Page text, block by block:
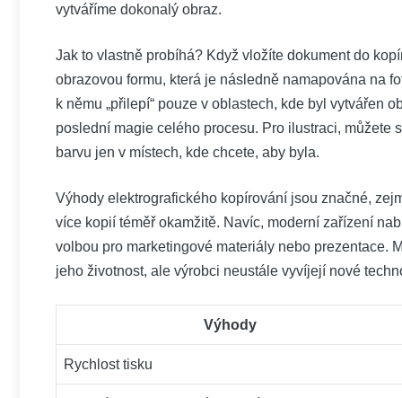
vytváříme dokonalý obraz.
Jak to vlastně probíhá? Když vložíte dokument do
obrazovou formu, která je následně namapována na
k němu „přilepí“ pouze v oblastech, kde byl vytvářen
poslední magie celého procesu. Pro ilustraci, můžete
barvu jen v místech, kde chcete, aby byla.
Výhody elektrografického kopírování jsou značné,
více kopií téměř okamžitě. Navíc, moderní zařízení
volbou pro marketingové materiály nebo prezentace.
jeho životnost, ale výrobci neustále vyvíjejí nové
Výhody
Rychlost tisku